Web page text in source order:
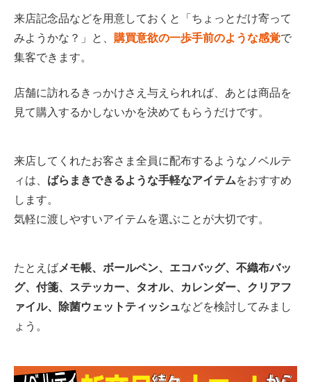
来店記念品などを用意しておくと「ちょっとだけ寄って
みようかな？」と、 購買意欲の一歩手前のような感覚で
集客できます。
店舗に訪れるきっかけさえ与えられれば、あとは商品を
見て購入するかしないかを決めてもらうだけです。
来店してくれたお客さま全員に配布するようなノベルテ
ィは、 ばらまきできるような手軽なアイテムをおすすめ
します。
気軽に渡しやすいアイテムを選ぶことが大切です。
たとえばメモ帳、ボールペン、エコバッグ、不織布バッ
グ、付箋、ステッカー、タオル、カレンダー、クリアフ
ァイル、除菌ウェットティッシュなどを検討してみまし
ょう。